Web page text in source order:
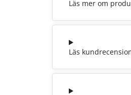
Läs mer om
Läs